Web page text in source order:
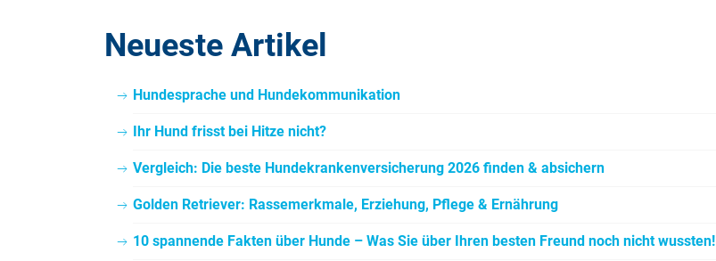
Neueste Artikel
Hundesprache und Hundekommunikation
Ihr Hund frisst bei Hitze nicht?
Vergleich: Die beste Hundekrankenversicherung 2026 finden & absichern
Golden Retriever: Rassemerkmale, Erziehung, Pflege & Ernährung
10 spannende Fakten über Hunde – Was Sie über Ihren besten Freund noch nicht wussten!